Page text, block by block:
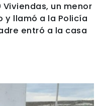
Viviendas, un menor
y llamó a la Policía
entró a la casa